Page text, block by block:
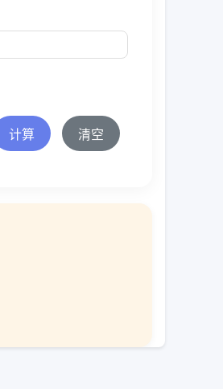
计算 清空